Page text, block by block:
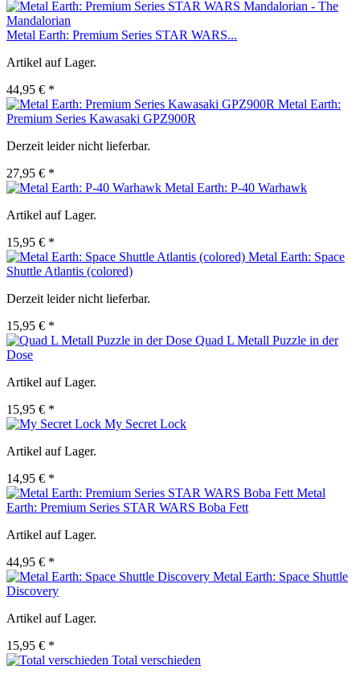
Metal Earth: Premium Series STAR WARS...
Artikel auf Lager.
44,95 € *
Metal Earth:
Premium Series Kawasaki GPZ900R
Derzeit leider nicht lieferbar.
27,95 € *
Metal Earth: P-40 Warhawk
Artikel auf Lager.
15,95 € *
Metal Earth: Space
Shuttle Atlantis (colored)
Derzeit leider nicht lieferbar.
15,95 € *
Quad L Metall Puzzle in der
Dose
Artikel auf Lager.
15,95 € *
My Secret Lock
Artikel auf Lager.
14,95 € *
Metal
Earth: Premium Series STAR WARS Boba Fett
Artikel auf Lager.
44,95 € *
Metal Earth: Space Shuttle
Discovery
Artikel auf Lager.
15,95 € *
Total verschieden